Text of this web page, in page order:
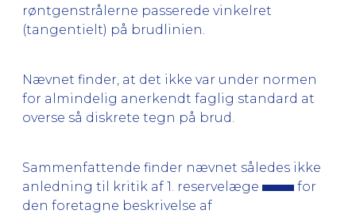
røntgenstrålerne passerede vinkelret
(tangentielt) på brudlinien.
Nævnet finder, at det ikke var under normen
for almindelig anerkendt faglig standard at
overse så diskrete tegn på brud.
Sammenfattende finder nævnet således ikke
anledning til kritik af 1. reservelæge
for
den foretagne beskrivelse af